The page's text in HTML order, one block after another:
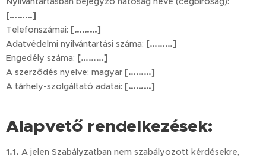
[………]
Telefonszámai: [………]
Adatvédelmi nyilvántartási száma: [………]
Engedély száma: [………]
A szerződés nyelve: magyar [………]
A tárhely-szolgáltató adatai: [………]
Alapvető rendelkezések:
1.1. A jelen Szabályzatban nem szabályozott kérdésekre,